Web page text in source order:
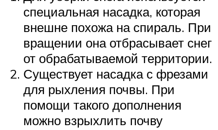
специальная насадка, которая
внешне похожа на спираль. При
вращении она отбрасывает снег
от обрабатываемой территории.
Существует насадка с фрезами
для рыхления почвы. При
помощи такого дополнения
можно взрыхлить почву